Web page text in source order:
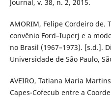
Journal, v. 38, n. 2, 2015.
AMORIM, Felipe Cordeiro de.
convênio Ford–Iuperj e a
no Brasil (1967–1973). [s.d.].
Universidade de São Paulo,
AVEIRO, Tatiana Maria
Capes-Cofecub entre a